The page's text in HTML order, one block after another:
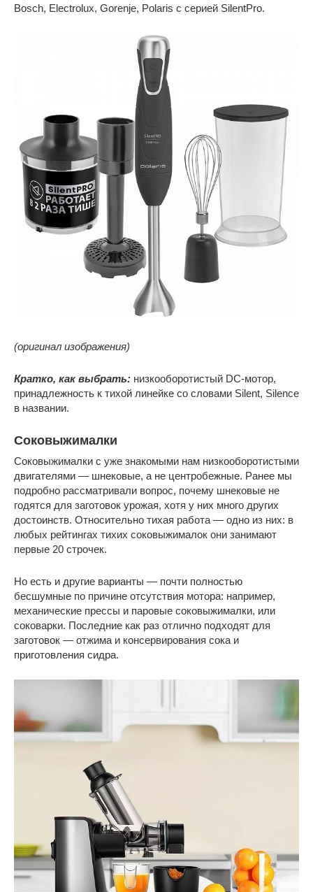
Bosch, Electrolux, Gorenje, Polaris с серией SilentPro.
(оригинал изображения)
Кратко, как выбрать: низкооборотистый DC-мотор,
принадлежность к тихой линейке со словами Silent, Silence
в названии.
Соковыжималки
Соковыжималки с уже знакомыми нам низкооборотистыми
двигателями — шнековые, а не центробежные. Ранее мы
подробно рассматривали вопрос, почему шнековые не
годятся для заготовок урожая, хотя у них много других
достоинств. Относительно тихая работа — одно из них: в
любых рейтингах тихих соковыжималок они занимают
первые 20 строчек.
Но есть и другие варианты — почти полностью
бесшумные по причине отсутствия мотора: например,
механические прессы и паровые соковыжималки, или
соковарки. Последние как раз отлично подходят для
заготовок — отжима и консервирования сока и
приготовления сидра.